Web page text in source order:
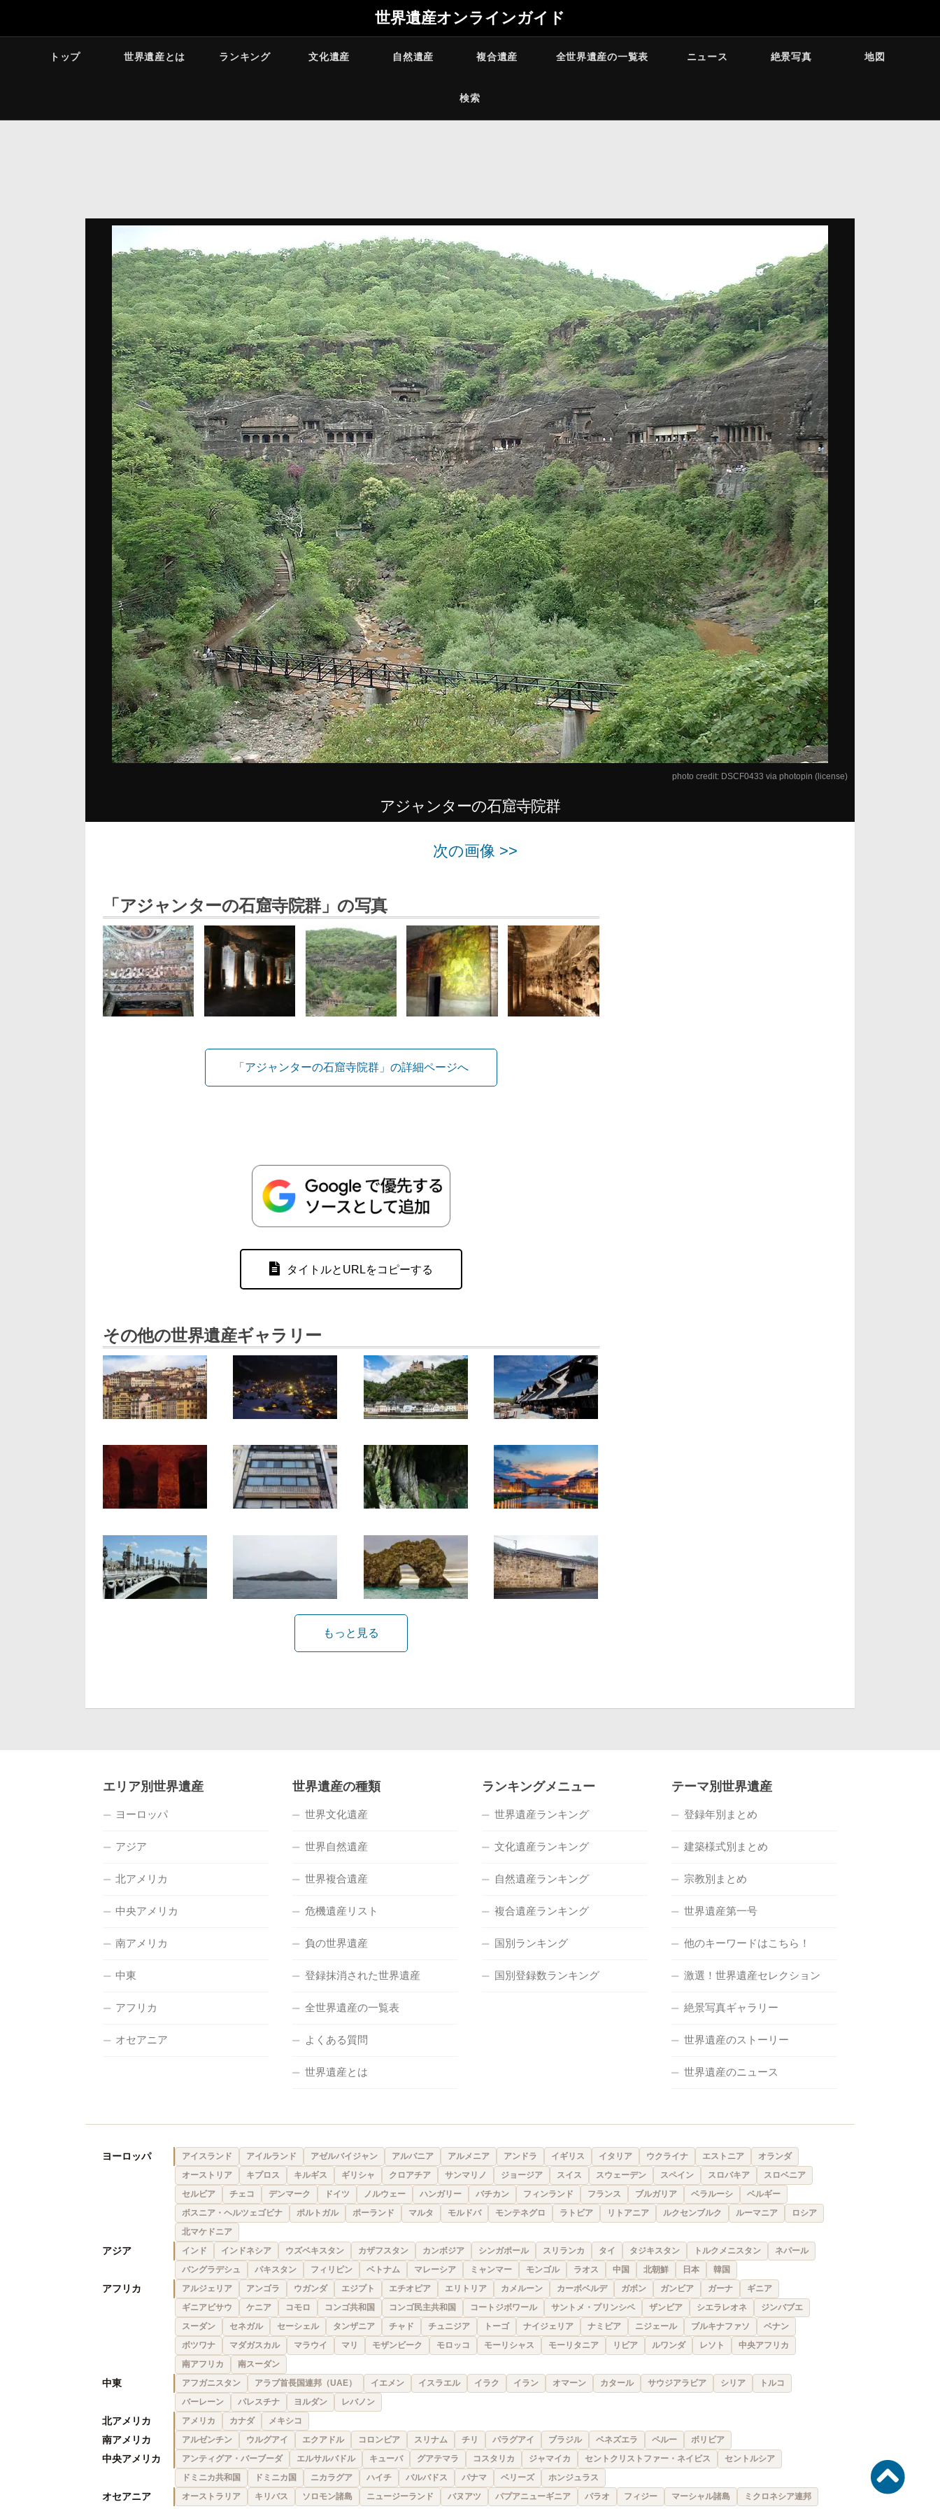
世界遺産オンラインガイド
トップ 世界遺産とは ランキング 文化遺産 自然遺産 複合遺産 全世界遺産の一覧表 ニュース 絶景写真 地図
検索
photo credit: DSCF0433 via photopin (license)
アジャンターの石窟寺院群
次の画像 >>
「アジャンターの石窟寺院群」の写真
「アジャンターの石窟寺院群」の詳細ページへ
タイトルとURLをコピーする
その他の世界遺産ギャラリー
もっと見る
エリア別世界遺産
ヨーロッパ
アジア
北アメリカ
中央アメリカ
南アメリカ
中東
アフリカ
オセアニア
世界遺産の種類
世界文化遺産
世界自然遺産
世界複合遺産
危機遺産リスト
負の世界遺産
登録抹消された世界遺産
全世界遺産の一覧表
よくある質問
世界遺産とは
ランキングメニュー
世界遺産ランキング
文化遺産ランキング
自然遺産ランキング
複合遺産ランキング
国別ランキング
国別登録数ランキング
テーマ別世界遺産
登録年別まとめ
建築様式別まとめ
宗教別まとめ
世界遺産第一号
他のキーワードはこちら！
激選！世界遺産セレクション
絶景写真ギャラリー
世界遺産のストーリー
世界遺産のニュース
ヨーロッパ アイスランド アイルランド アゼルバイジャン アルバニア アルメニア アンドラ イギリス イタリア ウクライナ エストニア
オランダ
オーストリア
キプロス キルギス ギリシャ クロアチア サンマリノ ジョージア スイス スウェーデン スペイン スロバキア
スロベニア
セルビア
チェコ デンマーク ドイツ ノルウェー ハンガリー バチカン フィンランド フランス ブルガリア ベラルーシ
ベルギー
ボスニア・ヘルツェゴビナ
ポルトガル ポーランド マルタ モルドバ モンテネグロ ラトビア リトアニア ルクセンブルク ルーマニア
ロシア
北マケドニア
アジア インド インドネシア ウズベキスタン カザフスタン カンボジア シンガポール スリランカ タイ タジキスタン トルクメニスタン
ネパール
バングラデシュ
パキスタン フィリピン ベトナム マレーシア ミャンマー モンゴル ラオス 中国 北朝鮮 日本 韓国
アフリカ アルジェリア アンゴラ ウガンダ エジプト エチオピア エリトリア カメルーン カーボベルデ ガボン ガンビア ガーナ
ギニア
ギニアビサウ
ケニア コモロ コンゴ共和国 コンゴ民主共和国 コートジボワール サントメ・プリンシペ ザンビア シエラレオネ
ジンバブエ
スーダン
セネガル セーシェル タンザニア チャド チュニジア トーゴ ナイジェリア ナミビア ニジェール ブルキナファソ
ベナン
ボツワナ
マダガスカル マラウイ マリ モザンビーク モロッコ モーリシャス モーリタニア リビア ルワンダ レソト
中央アフリカ
南アフリカ
南スーダン
中東 アフガニスタン アラブ首長国連邦（UAE） イエメン イスラエル イラク イラン オマーン カタール サウジアラビア シリア
トルコ
バーレーン
パレスチナ ヨルダン レバノン
北アメリカ アメリカ カナダ メキシコ
南アメリカ アルゼンチン ウルグアイ エクアドル コロンビア スリナム チリ パラグアイ ブラジル ベネズエラ ペルー ボリビア
中央アメリカ アンティグア・バーブーダ エルサルバドル キューバ グアテマラ コスタリカ ジャマイカ セントクリストファー・ネイビス
セントルシア
ドミニカ共和国
ドミニカ国 ニカラグア ハイチ バルバドス パナマ ベリーズ ホンジュラス
オセアニア オーストラリア キリバス ソロモン諸島 ニュージーランド バヌアツ パプアニューギニア パラオ フィジー マーシャル諸島 ミクロネシア連邦